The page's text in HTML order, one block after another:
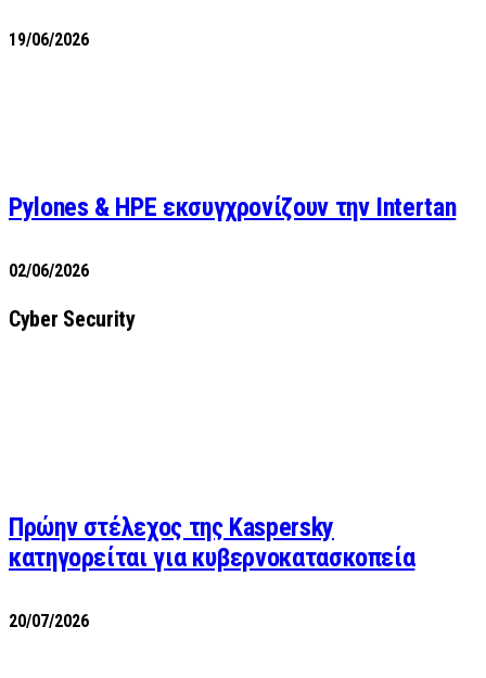
19/06/2026
Pylones & HPE εκσυγχρονίζουν την Intertan
02/06/2026
Cyber Security
Πρώην στέλεχος της Kaspersky
κατηγορείται για κυβερνοκατασκοπεία
20/07/2026